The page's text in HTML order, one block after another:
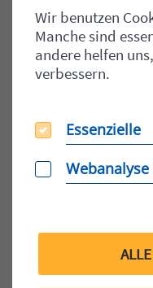
Home Case
Implementierung
zentralen IT-Lösung
Über
Wir benutzen
Manche sind
andere helfen
verbessern.
Essenzielle
Essenzielle
Webanalyse &